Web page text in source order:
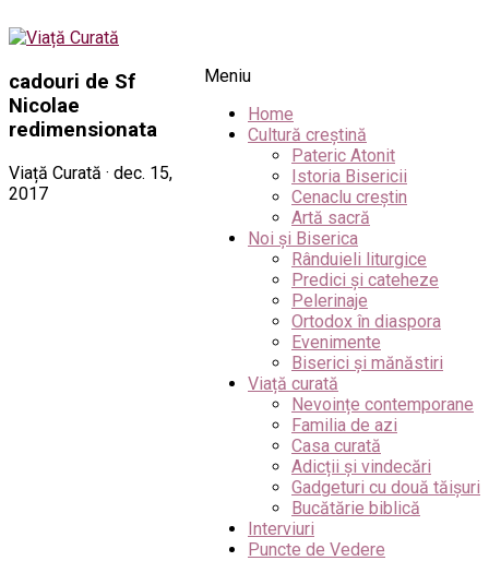
Meniu
Home
Cultură creștină
Pateric Atonit
Istoria Bisericii
Cenaclu creștin
Artă sacră
Noi și Biserica
Rânduieli liturgice
Predici și cateheze
Pelerinaje
Ortodox în diaspora
Evenimente
Biserici și mănăstiri
Viață curată
Nevoințe contemporane
Familia de azi
Casa curată
Adicții și vindecări
Gadgeturi cu două tăișuri
Bucătărie biblică
Interviuri
Puncte de Vedere
cadouri de Sf
Nicolae
redimensionata
Viață Curată · dec. 15,
2017